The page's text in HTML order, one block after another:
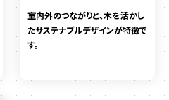
室内外のつながりと、木を活かし
たサステナブルデザインが特徴で
す。